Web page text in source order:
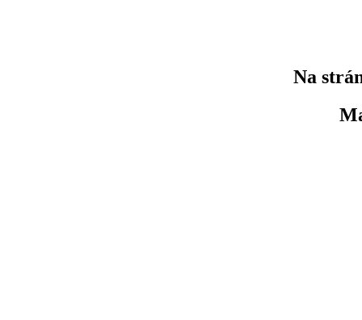
Na